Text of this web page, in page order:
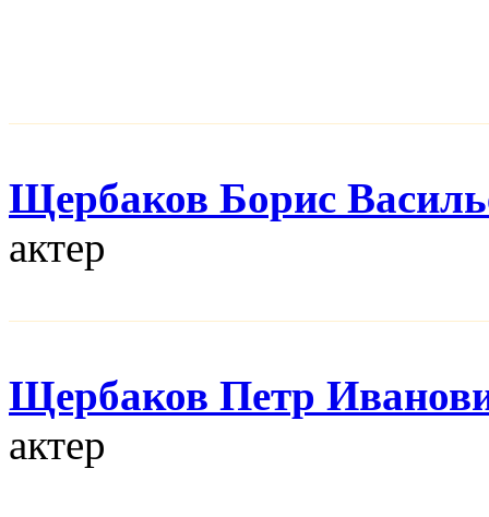
Щербаков Борис
актер
Щербаков Петр
актер